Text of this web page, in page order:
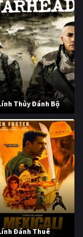
Thủy Đánh Bộ
Đánh Thuê